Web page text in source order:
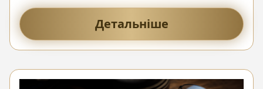
Детальніше